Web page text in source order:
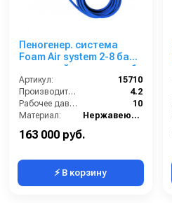
Пеногенер. система
Foam Air system 2-8 бар,
с подачей воздуха, на 1
ср-во с аксесс.
Артикул:
15710
Производительность (л/мин):
4.2
Рабочее давление (бар):
10
Материал:
Нержавеющая сталь
163 000 руб.
⚡ В корзину